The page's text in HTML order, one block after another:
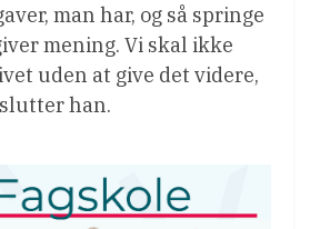
man har, og så springe
mening. Vi skal ikke
uden at give det videre,
han.